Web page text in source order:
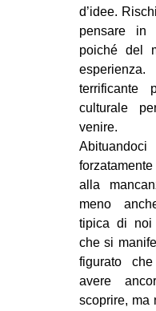
d’idee.
pensare in
poiché del
terrificante
culturale
venire.
alla
meno
tipica di noi
che si
figurato
avere
scoprire, ma